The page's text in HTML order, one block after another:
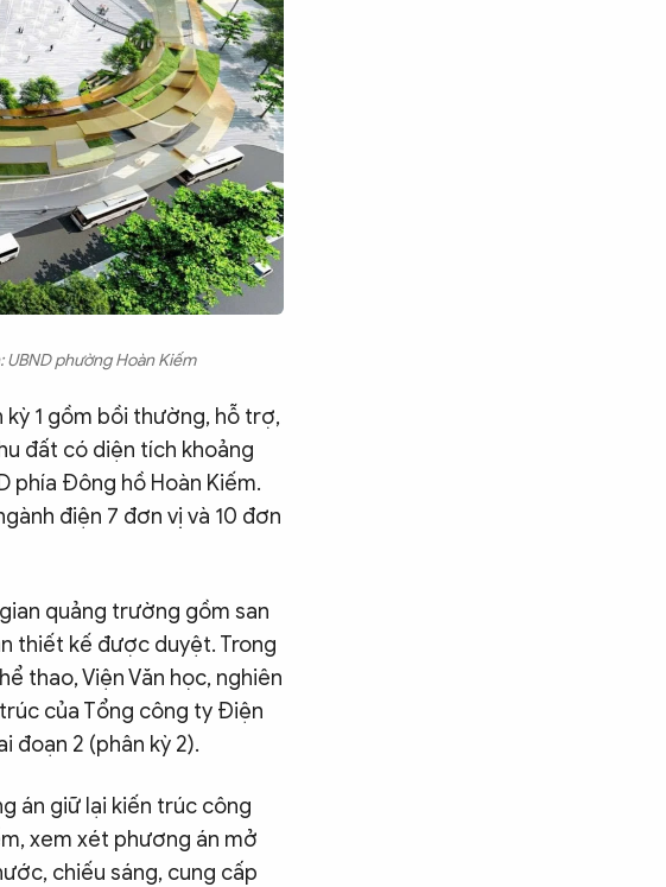
phường Hoàn Kiếm
kỳ 1 gồm bồi thường, hỗ trợ,
đất có diện tích khoảng
phía Đông hồ Hoàn Kiếm.
điện 7 đơn vị và 10 đơn
quảng trường gồm san
thiết kế được duyệt. Trong
thao, Viện Văn học, nghiên
của Tổng công ty Điện
đoạn 2 (phân kỳ 2).
án giữ lại kiến trúc công
xem xét phương án mở
chiếu sáng, cung cấp